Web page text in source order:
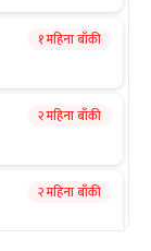
१ महिना बाँकी
२ महिना बाँकी
२ महिना बाँकी